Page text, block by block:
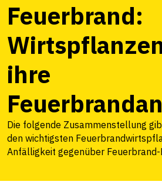
Feuerbrand:
ihre
Die folgende Zusammenstellung
den wichtigsten
Anfälligkeit gegenüber